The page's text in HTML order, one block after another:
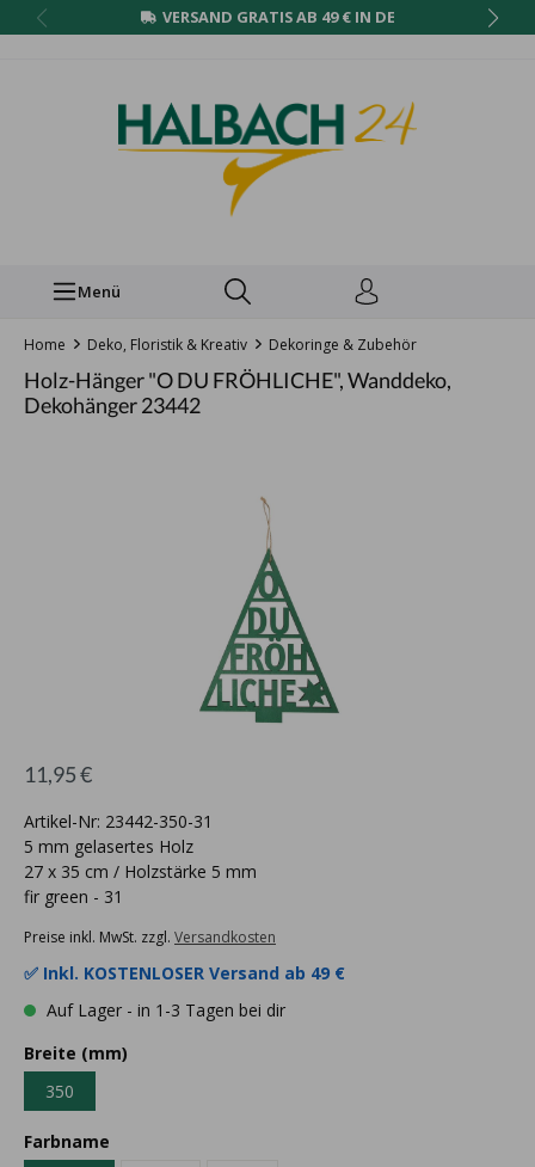
VERSAND GRATIS AB 49 € IN DE
Menü
Home Deko, Floristik & Kreativ Dekoringe & Zubehör
Holz-Hänger "O DU FRÖHLICHE", Wanddeko,
Dekohänger 23442
11,95 €
Artikel-Nr: 23442-350-31
5 mm gelasertes Holz
27 x 35 cm / Holzstärke 5 mm
fir green - 31
Preise inkl. MwSt. zzgl. Versandkosten
✅ Inkl. KOSTENLOSER Versand ab 49 €
Auf Lager - in 1-3 Tagen bei dir
Breite (mm)
350
Farbname